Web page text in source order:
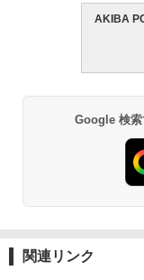
AKIBA
Google 検索
関連リンク